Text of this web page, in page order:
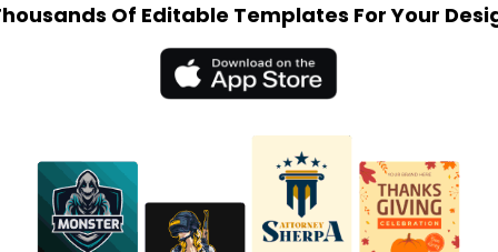
Of Editable Templates For Your